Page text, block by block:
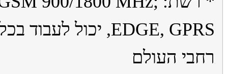
EDGE, GPRS, יכול לעבוד בכל
העולם